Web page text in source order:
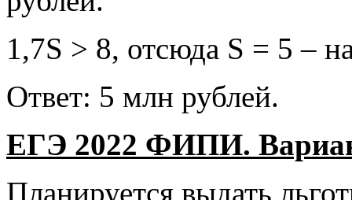
1,7S > 8, отсюда S = 5 –
Ответ: 5 млн рублей.
ЕГЭ 2022 ФИПИ.
Планируется выдать